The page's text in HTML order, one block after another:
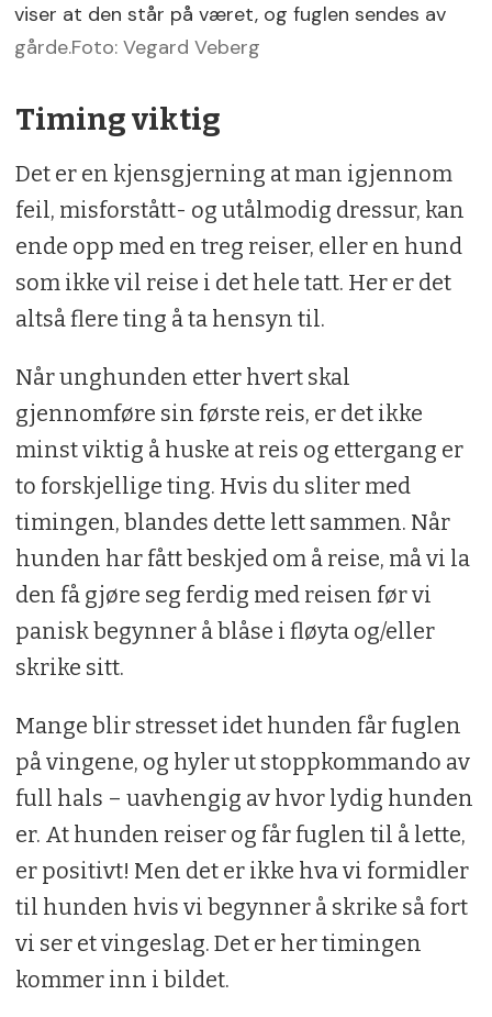
viser at den står på været, og fuglen sendes av
gårde.Foto: Vegard Veberg
Timing viktig
Det er en kjensgjerning at man igjennom
feil, misforstått- og utålmodig dressur, kan
ende opp med en treg reiser, eller en hund
som ikke vil reise i det hele tatt. Her er det
altså flere ting å ta hensyn til.
Når unghunden etter hvert skal
gjennomføre sin første reis, er det ikke
minst viktig å huske at reis og ettergang er
to forskjellige ting. Hvis du sliter med
timingen, blandes dette lett sammen. Når
hunden har fått beskjed om å reise, må vi la
den få gjøre seg ferdig med reisen før vi
panisk begynner å blåse i fløyta og/eller
skrike sitt.
Mange blir stresset idet hunden får fuglen
på vingene, og hyler ut stoppkommando av
full hals – uavhengig av hvor lydig hunden
er. At hunden reiser og får fuglen til å lette,
er positivt! Men det er ikke hva vi formidler
til hunden hvis vi begynner å skrike så fort
vi ser et vingeslag. Det er her timingen
kommer inn i bildet.